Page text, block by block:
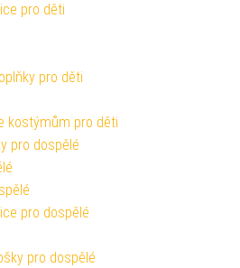
pro děti
pro děti
kostýmům pro děti
pro dospělé
pro dospělé
pro dospělé